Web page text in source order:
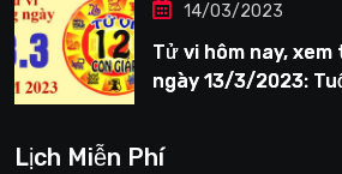
14/03/2023
Tử vi hôm nay, xem
ngày 13/3/2023:
Lịch Miễn Phí